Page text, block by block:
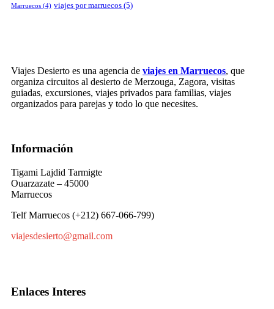
Marruecos (4) viajes por marruecos (5)
Viajes Desierto es una agencia de viajes en Marruecos, que
organiza circuitos al desierto de Merzouga, Zagora, visitas
guiadas, excursiones, viajes privados para familias, viajes
organizados para parejas y todo lo que necesites.
Información
Tigami Lajdid Tarmigte
Ouarzazate – 45000
Marruecos
Telf Marruecos (+212) 667-066-799)
viajesdesierto@gmail.com
Enlaces Interes